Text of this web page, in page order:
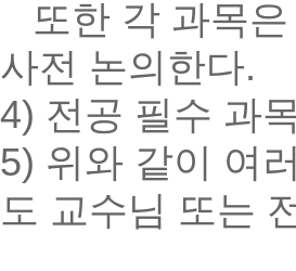
또한 각 과목은
사전 논의한다.
4) 전공 필수 과
5) 위와 같이 여
도 교수님 또는